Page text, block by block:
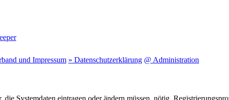
und Impressum » Datenschutzerklärung @ Administration
Systemdaten eintragen oder ändern müssen, nötig.